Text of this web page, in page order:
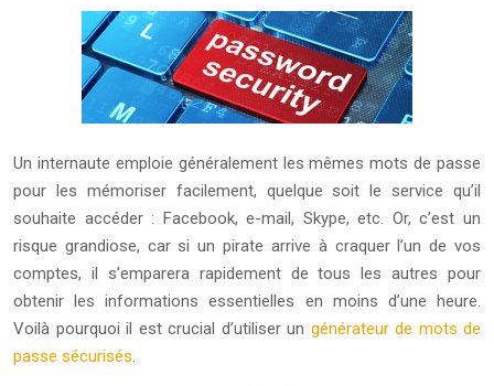
Un internaute emploie généralement les mêmes mots de passe
pour les mémoriser facilement, quelque soit le service qu’il
souhaite accéder : Facebook, e-mail, Skype, etc. Or, c’est un
risque grandiose, car si un pirate arrive à craquer l’un de vos
comptes, il s’emparera rapidement de tous les autres pour
obtenir les informations essentielles en moins d’une heure.
Voilà pourquoi il est crucial d’utiliser un générateur de mots de
passe sécurisés.